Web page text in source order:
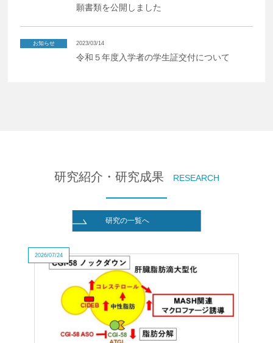
願書類を公開しました
お知らせ 2023/03/14
令和５年度入学者の学生証交付について
研究紹介・研究成果 RESEARCH
研究の一覧へ
2026/07/24